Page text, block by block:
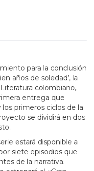
para la conclusión
años de soledad’, la
colombiano,
entrega que
primeros ciclos de la
se dividirá en dos
estará disponible a
siete episodios que
de la narrativa.